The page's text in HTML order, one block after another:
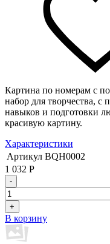
Картина по номерам с
набор для творчества,
навыков и подготовки
красивую картину.
Характеристики
Артикул BQH0002
1 032 Р
-
+
В корзину